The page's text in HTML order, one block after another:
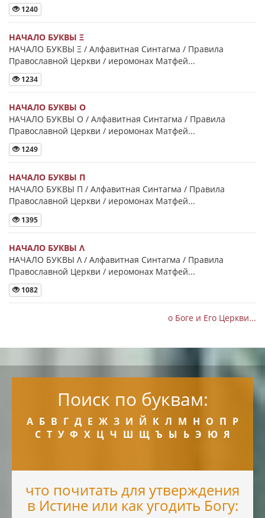
1240
НАЧАЛО БУКВЫ Ξ
НАЧАЛО БУКВЫ Ξ / Алфавитная Синтагма / Правила
Православной Церкви / иеромонах Матфей...
1234
НАЧАЛО БУКВЫ Ο
НАЧАЛО БУКВЫ Ο / Алфавитная Синтагма / Правила
Православной Церкви / иеромонах Матфей...
1249
НАЧАЛО БУКВЫ Π
НАЧАЛО БУКВЫ Π / Алфавитная Синтагма / Правила
Православной Церкви / иеромонах Матфей...
1395
НАЧАЛО БУКВЫ Λ
НАЧАЛО БУКВЫ Λ / Алфавитная Синтагма / Правила
Православной Церкви / иеромонах Матфей...
1082
о Боге и Его Церкви...
Поиск по буквам:
А Б В Г Д Е Ж З И Й К Л М Н О П Р
С Т У Ф Х Ц Ч Ш Щ Ъ Ы Ь Э Ю Я
что почитать для утверждения
в Истине или как угодить Богу: